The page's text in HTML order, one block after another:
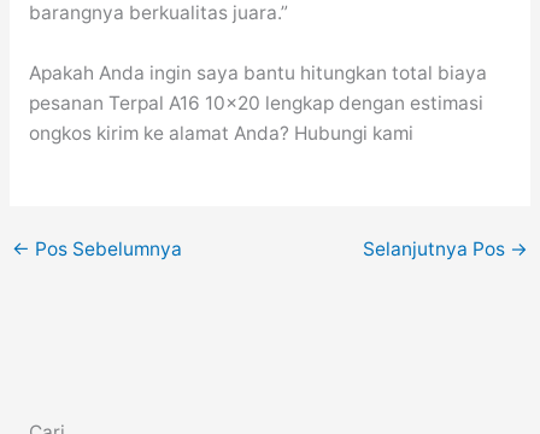
barangnya berkualitas juara.”
Apakah Anda ingin saya bantu hitungkan total biaya
pesanan Terpal A16 10×20 lengkap dengan estimasi
ongkos kirim ke alamat Anda? Hubungi kami
← Pos Sebelumnya Selanjutnya Pos →